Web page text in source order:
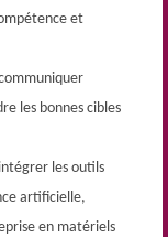
et
les bonnes cibles
les outils
artificielle,
en matériels